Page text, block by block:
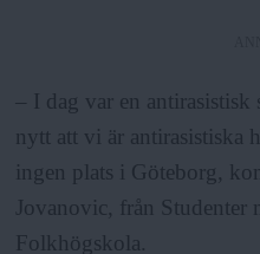
– I dag var en antirasistisk
nytt att vi är antirasistiska
ingen plats i Göteborg,
Jovanovic, från Studenter
Folkhögskola.